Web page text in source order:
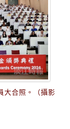
大合照。（攝影